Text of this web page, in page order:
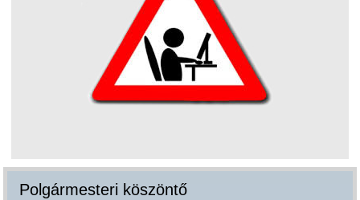
Polgármesteri köszöntő